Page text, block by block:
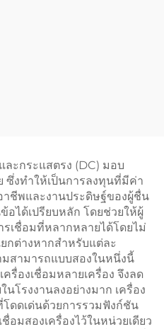
ละกระแสตรง (DC) มอบ
ซึ่งทำให้เป็นการลงทุนที่มีค่า
าชีพและงานประดิษฐ์ของผู้ชื่น
อได้เปรียบหลัก โดยช่วยให้ผู้
เชื่อมที่หลากหลายได้โดยไม่
กต่างหากสำหรับแต่ละ
สามารถแบบสองในหนึ่งนี้
รื่องเชื่อมหลายเครื่อง จึงลด
โรงงานลงอย่างมาก เครื่อง
ดดเด่นด้วยการรวมฟังก์ชัน
อมสองเครื่องไว้ในหน่วยเดียว